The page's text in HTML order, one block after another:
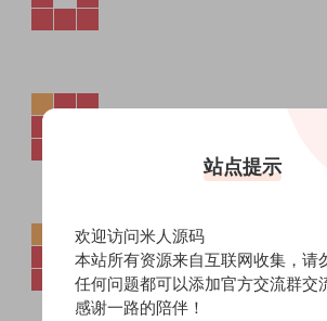
站点提示
欢迎访问米人源码
本站所有资源来自互联网收集，请
任何问题都可以添加官方交流群交
感谢一路的陪伴！